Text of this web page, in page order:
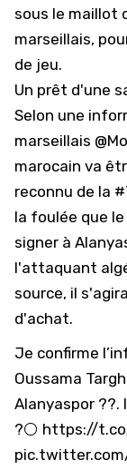
sous le maillot
marseillais,
de jeu.
Un prêt d'une
Selon une
marseillais
marocain va
reconnu de la
la foulée que
signer à
l'attaquant
source, il
d'achat.
Je confirme
Oussama
Alanyaspor ??.
?⚪️ https://